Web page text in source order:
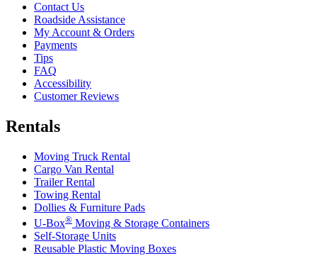
Contact Us
Roadside Assistance
My Account & Orders
Payments
Tips
FAQ
Accessibility
Customer Reviews
Rentals
Moving Truck Rental
Cargo Van Rental
Trailer Rental
Towing Rental
Dollies & Furniture Pads
U-Box® Moving & Storage Containers
Self-Storage Units
Reusable Plastic Moving Boxes